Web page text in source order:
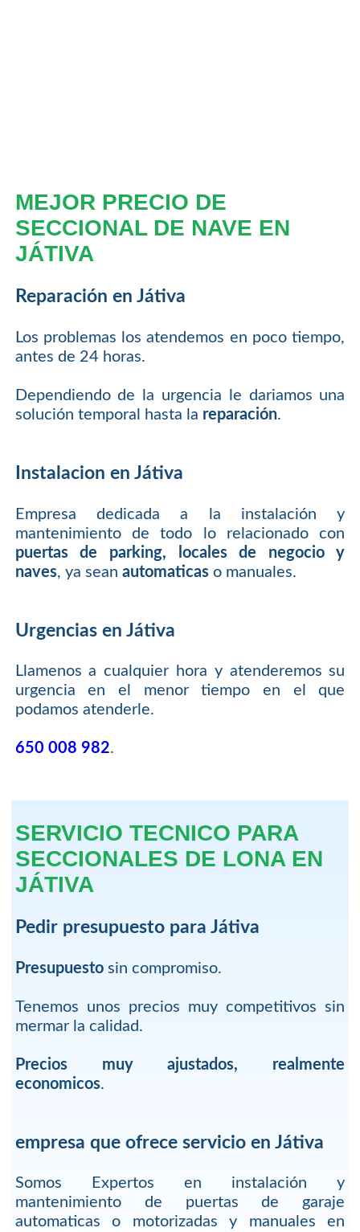
MEJOR PRECIO DE
SECCIONAL DE NAVE EN
JÁTIVA
Reparación en Játiva
Los problemas los atendemos en poco tiempo,
antes de 24 horas.
Dependiendo de la urgencia le dariamos una
solución temporal hasta la reparación.
Instalacion en Játiva
Empresa dedicada a la instalación y
mantenimiento de todo lo relacionado con
puertas de parking, locales de negocio y
naves, ya sean automaticaso manuales.
Urgencias en Játiva
Llamenos a cualquier hora y atenderemos su
urgencia en el menor tiempo en el que
podamos atenderle.
650 008 982.
SERVICIO TECNICO PARA
SECCIONALES DE LONA EN
JÁTIVA
Pedir presupuesto para Játiva
Presupuestosin compromiso.
Tenemos unos precios muy competitivos sin
mermar la calidad.
Precios muy ajustados, realmente
economicos.
empresa que ofrece servicio en Játiva
Somos Expertos en instalación y
mantenimiento de puertas de garaje
automaticas o motorizadas y manuales en